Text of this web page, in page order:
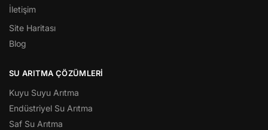
İletişim
Site Haritası
Blog
SU ARITMA ÇÖZÜMLERI
Kuyu Suyu Arıtma
Endüstriyel Su Arıtma
Saf Su Arıtma